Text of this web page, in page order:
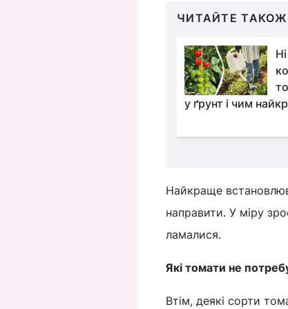
ЧИТАЙТЕ
у ґрунт і чим
Найкраще
направити. У міру
ламалися.
Які томати не
Втім, деякі сорти